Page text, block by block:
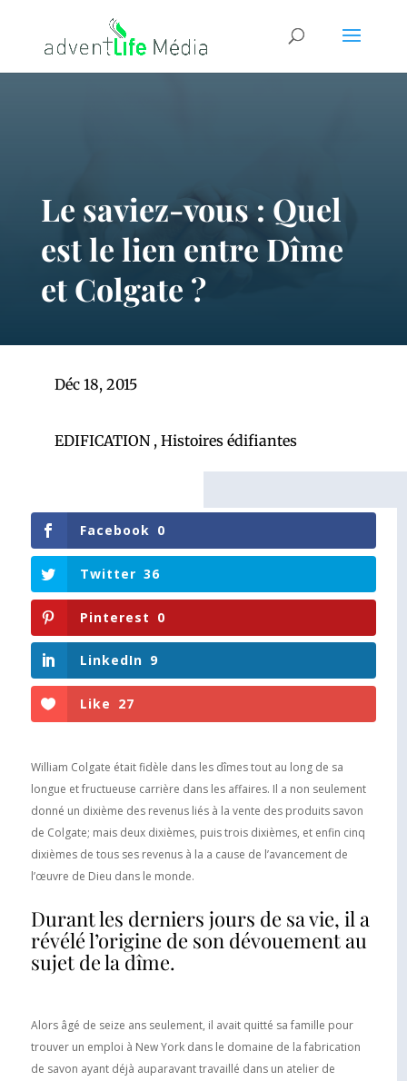
Le saviez-vous : Quel
est le lien entre Dîme
et Colgate ?
Déc 18, 2015
EDIFICATION, Histoires édifiantes
Facebook 0
Twitter 36
Pinterest 0
LinkedIn 9
Like 27
William Colgate était fidèle dans les dîmes tout au long de sa
longue et fructueuse carrière dans les affaires. Il a non seulement
donné un dixième des revenus liés à la vente des produits savon
de Colgate; mais deux dixièmes, puis trois dixièmes, et enfin cinq
dixièmes de tous ses revenus à la a cause de l’avancement de
l’œuvre de Dieu dans le monde.
Durant les derniers jours de sa vie, il a
révélé l’origine de son dévouement au
sujet de la dîme.
Alors âgé de seize ans seulement, il avait quitté sa famille pour
trouver un emploi à New York dans le domaine de la fabrication
de savon ayant déjà auparavant travaillé dans un atelier de